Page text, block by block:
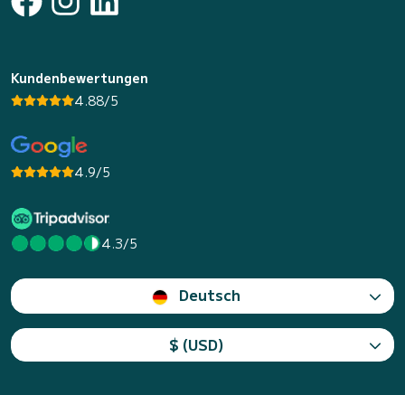
Kundenbewertungen
4.88/5
4.9/5
4.3/5
Deutsch
$ (USD)